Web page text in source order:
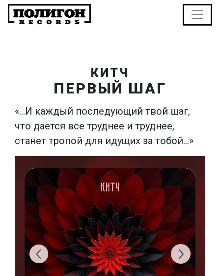
КИТЧ
ПЕРВЫЙ ШАГ
«…И каждый последующий твой шаг,
что дается все труднее и труднее,
станет тропой для идущих за тобой…»